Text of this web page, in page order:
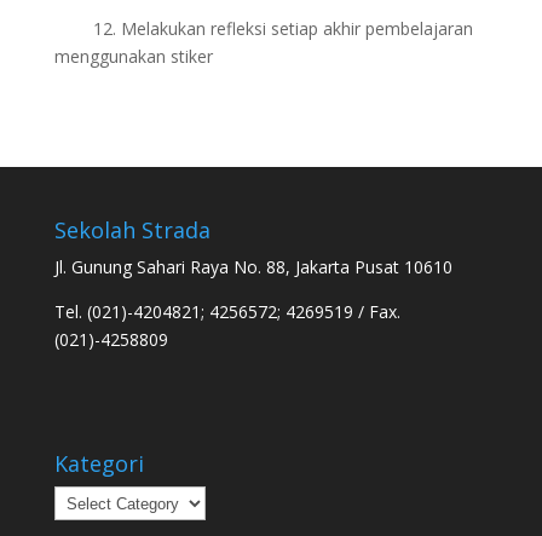
12. Melakukan refleksi setiap akhir pembelajaran
menggunakan stiker
Sekolah Strada
Jl. Gunung Sahari Raya No. 88, Jakarta Pusat 10610
Tel. (021)-4204821; 4256572; 4269519 / Fax.
(021)-4258809
Kategori
Kategori